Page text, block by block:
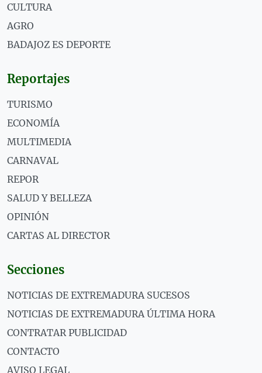
CULTURA
AGRO
BADAJOZ ES DEPORTE
Reportajes
TURISMO
ECONOMÍA
MULTIMEDIA
CARNAVAL
REPOR
SALUD Y BELLEZA
OPINIÓN
CARTAS AL DIRECTOR
Secciones
NOTICIAS DE EXTREMADURA SUCESOS
NOTICIAS DE EXTREMADURA ÚLTIMA HORA
CONTRATAR PUBLICIDAD
CONTACTO
AVISO LEGAL